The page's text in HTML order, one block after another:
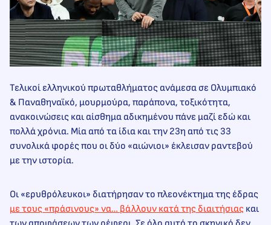
Τελικοί ελληνικού πρωταθλήματος ανάμεσα σε Ολυμπιακό
& Παναθηναϊκό, μουρμούρα, παράπονα, τοξικότητα,
ανακοινώσεις και αίσθημα αδικημένου πάνε μαζί εδώ και
πολλά χρόνια. Μία από τα ίδια και την 23η από τις 33
συνολικά φορές που οι δύο «αιώνιοι» έκλεισαν ραντεβού
με την ιστορία.
Οι «ερυθρόλευκοι» διατήρησαν το πλεονέκτημα της έδρας
με τους «πράσινους» να… βάλλουν κατά της διαιτήσιας και